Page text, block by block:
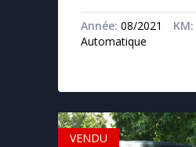
Année: 08/2021 KM:
Automatique
VENDU